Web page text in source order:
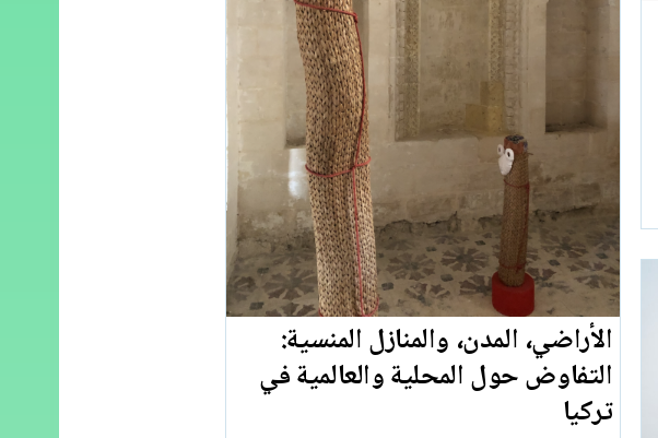
الأراضي، المدن، والمنازل المنسية:
التفاوض حول المحلية والعالمية في
تركيا